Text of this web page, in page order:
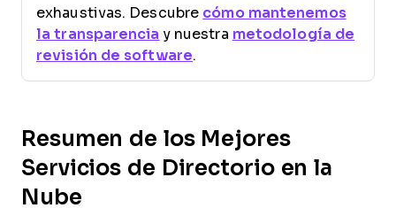
exhaustivas. Descubre cómo mantenemos
la transparencia y nuestra metodología de
revisión de software.
Resumen de los Mejores
Servicios de Directorio en la
Nube